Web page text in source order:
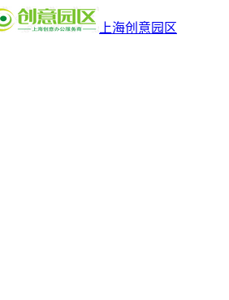
上海创意园区